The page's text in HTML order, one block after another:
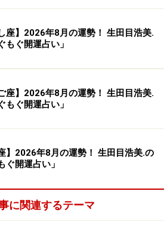
座】2026年8月の運勢！ 生田目浩美.
もぐ開運占い」
座】2026年8月の運勢！ 生田目浩美.
もぐ開運占い」
】2026年8月の運勢！ 生田目浩美.の
ぐ開運占い」
に関連するテーマ